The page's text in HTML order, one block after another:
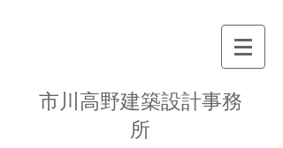
​市川高野建築設計事務
所